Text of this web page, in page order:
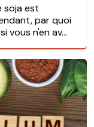
soja est
par quoi
vous n'en av...